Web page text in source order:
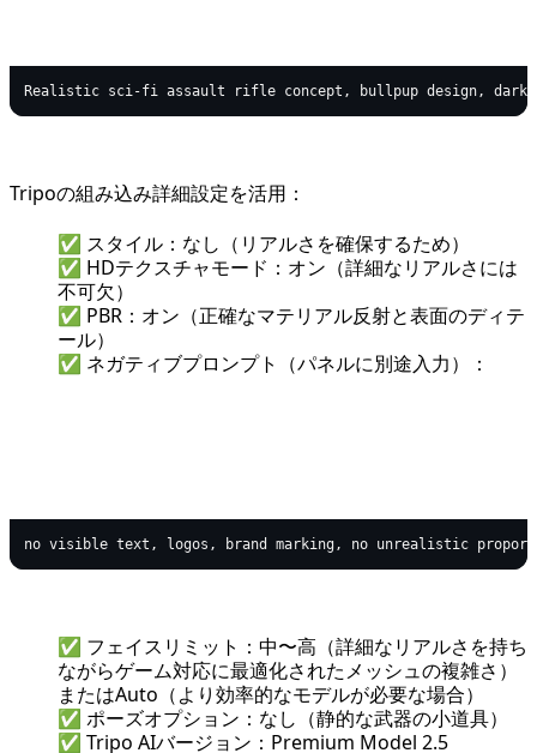
Tripoの組み込み詳細設定を活用：
✅ スタイル：なし（リアルさを確保するため）
✅ HDテクスチャモード：オン（詳細なリアルさには
不可欠）
✅ PBR：オン（正確なマテリアル反射と表面のディテ
ール）
✅ ネガティブプロンプト（パネルに別途入力）：
✅ フェイスリミット：中〜高（詳細なリアルさを持ち
ながらゲーム対応に最適化されたメッシュの複雑さ）
またはAuto（より効率的なモデルが必要な場合）
✅ ポーズオプション：なし（静的な武器の小道具）
✅ Tripo AIバージョン：Premium Model 2.5